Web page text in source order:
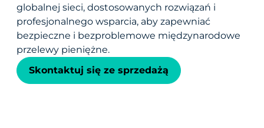
globalnej sieci, dostosowanych rozwiązań i
profesjonalnego wsparcia, aby zapewniać
bezpieczne i bezproblemowe międzynarodowe
przelewy pieniężne.
Skontaktuj się ze sprzedażą